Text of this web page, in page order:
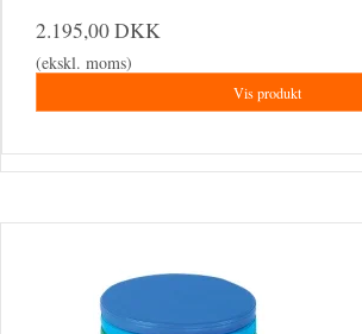
2.195,00 DKK
(ekskl. moms)
Vis produkt